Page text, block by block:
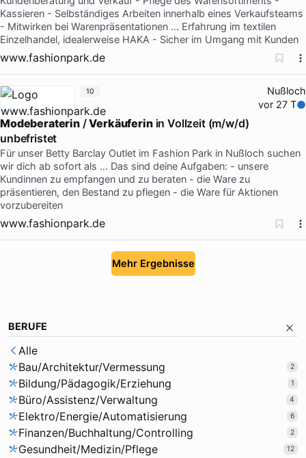
Kassieren - Selbständiges Arbeiten innerhalb eines Verkaufsteams
- Mitwirken bei Warenpräsentationen … Erfahrung im textilen
Einzelhandel, idealerweise HAKA - Sicher im Umgang mit Kunden
www.fashionpark.de
Nußloch
vor 27 T
Modeberaterin/Verkäuferinin Vollzeit (m/w/d)
unbefristet
Für unser Betty Barclay Outlet im Fashion Park in Nußloch suchen
wir dich ab sofort als … Das sind deine Aufgaben: - unsere
Kundinnen zu empfangen und zu beraten - die Ware zu
präsentieren, den Bestand zu pflegen - die Ware für Aktionen
vorzubereiten
www.fashionpark.de
10
Mehr Ergebnisse
BERUFE
Alle
Bau/Architektur/Vermessung
2
Bildung/Pädagogik/Erziehung 1
Büro/Assistenz/Verwaltung 4
Elektro/Energie/Automatisierung 6
Finanzen/Buchhaltung/Controlling 2
Gesundheit/Medizin/Pflege 12